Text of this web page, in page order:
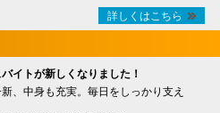
詳しくはこちら
イトが新しくなりました！
、中身も充実。毎日をしっかり支え